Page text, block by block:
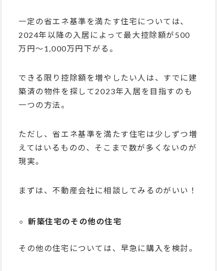
一定の省エネ基準を満たす住宅については、
2024年以降の入居によって最大控除額が500
万円～1,000万円下がる。
できる限り控除額を増やしたい人は、すでに建
築済の物件を探して2023年入居を目指すのも
一つの方法。
ただし、省エネ基準を満たす住宅は少しずつ増
えてはいるものの、そこまで数が多くないのが
現実。
まずは、不動産会社に相談してみるのがいい！
新築住宅のその他の住宅
その他の住宅については、早急に購入を検討。